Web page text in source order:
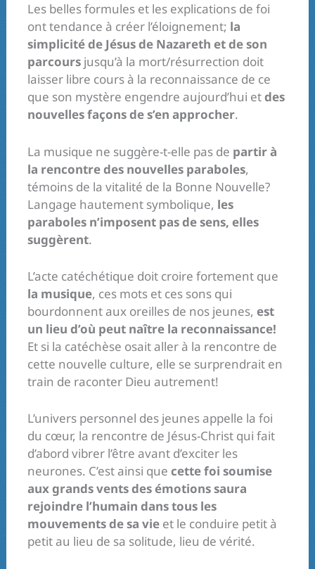
Les belles formules et les explications de foi
ont tendance à créer l’éloignement; la
simplicité de Jésus de Nazareth et de son
parcours jusqu’à la mort/résurrection doit
laisser libre cours à la reconnaissance de ce
que son mystère engendre aujourd’hui etdes
nouvelles façons de s’en approcher.
La musique ne suggère-t-elle pas de partir à
la rencontre des nouvelles paraboles,
témoins de la vitalité de la Bonne Nouvelle?
Langage hautement symbolique, les
paraboles n’imposent pas de sens, elles
suggèrent.
L’acte catéchétique doit croire fortement que
la musique, ces mots et ces sons qui
bourdonnent aux oreilles de nos jeunes,est
un lieu d’où peut naître la reconnaissance!
Et si la catéchèse osait aller à la rencontre de
cette nouvelle culture, elle se surprendrait en
train de raconter Dieu autrement!
L’univers personnel des jeunes appelle la foi
du cœur, la rencontre de Jésus-Christ qui fait
d’abord vibrer l’être avant d’exciter les
neurones. C’est ainsi quecette foi soumise
aux grands vents des émotions saura
rejoindre l’humain dans tous les
mouvements de sa vie et le conduire petit à
petit au lieu de sa solitude, lieu de vérité.